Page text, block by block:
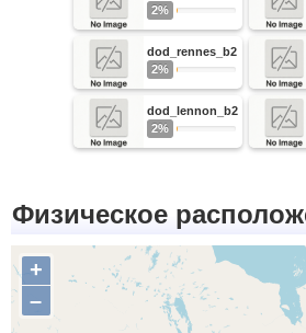
2%
dod_rennes_b2
2%
dod_lennon_b2
2%
Физическое
+
–